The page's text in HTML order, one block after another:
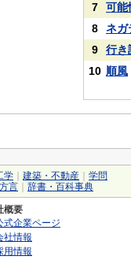
7
可能
8
ネガ
9
行き
10 順風
工学 建築・不動産
学問
方言 辞書・百科事典
概要
式企業ページ
社情報
用情報